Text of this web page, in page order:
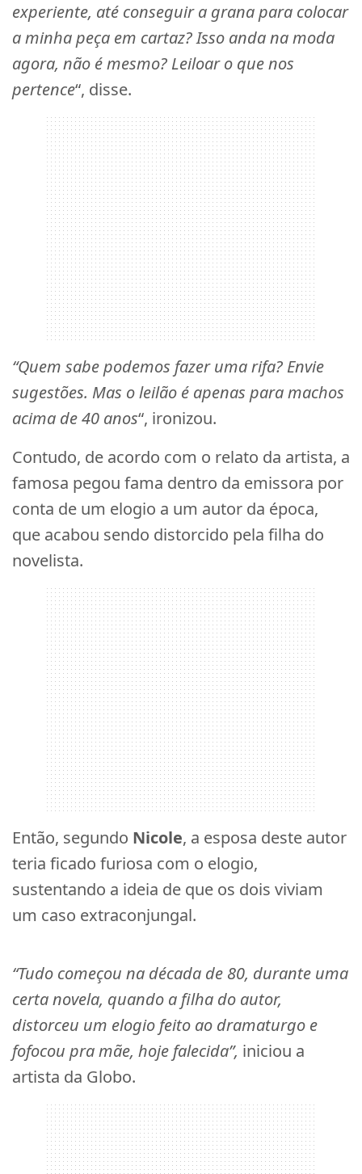
experiente, até conseguir a grana para colocar
a minha peça em cartaz? Isso anda na moda
agora, não é mesmo? Leiloar o que nos
pertence“, disse.
“Quem sabe podemos fazer uma rifa? Envie
sugestões. Mas o leilão é apenas para machos
acima de 40 anos“, ironizou.
Contudo, de acordo com o relato da artista, a
famosa pegou fama dentro da emissora por
conta de um elogio a um autor da época,
que acabou sendo distorcido pela filha do
novelista.
Então, segundo Nicole, a esposa deste autor
teria ficado furiosa com o elogio,
sustentando a ideia de que os dois viviam
um caso extraconjungal.
“Tudo começou na década de 80, durante uma
certa novela, quando a filha do autor,
distorceu um elogio feito ao dramaturgo e
fofocou pra mãe, hoje falecida”, iniciou a
artista da Globo.